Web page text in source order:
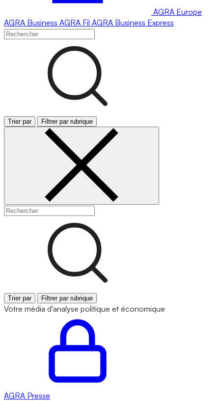
AGRA Europe
AGRA Business AGRA Fil AGRA Business Express
Trier par Filtrer par rubrique
Trier par Filtrer par rubrique
Votre média d'analyse politique et économique
AGRA Presse